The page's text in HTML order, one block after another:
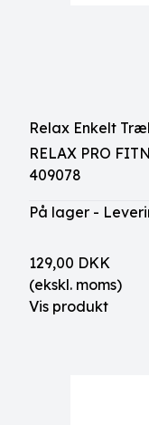
Relax Enkelt
RELAX PRO
409078
På lager -
129,00 DKK
(ekskl. moms)
Vis produkt